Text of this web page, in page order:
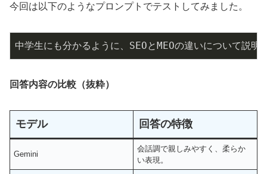
今回は以下のようなプロンプトでテストしてみました。
中学生にも分かるように、SEOとMEOの違いについて説明
回答内容の比較（抜粋）
モデル 回答の特徴
Gemini
会話調で親しみやすく、柔らか
い表現。